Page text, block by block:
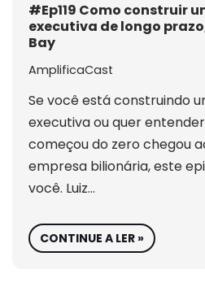
#Ep119 Como construir
executiva de longo
Bay
AmplificaCast
Se você está construindo
executiva ou quer
começou do zero chegou
empresa bilionária, este
você. Luiz…
CONTINUE A LER »